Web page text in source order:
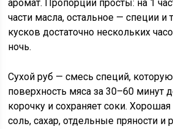
аромат. Пропорции просты: на 1
части масла, остальное — специи
кусков достаточно нескольких
ночь.
Сухой руб — смесь специй,
поверхность мяса за 30–60 минут
корочку и сохраняет соки.
соль, сахар, отдельные пряности и